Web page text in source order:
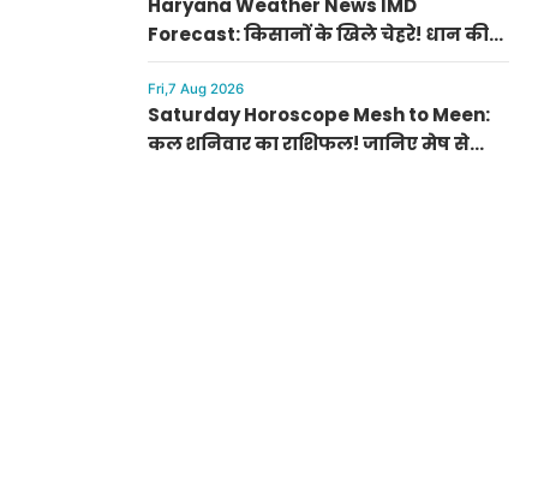
Haryana Weather News IMD
Forecast: किसानों के खिले चेहरे! धान की
फसल को मिला नया जीवन, जानें आज
आपके जिले का मौसम
Fri,7 Aug 2026
Saturday Horoscope Mesh to Meen:
कल शनिवार का राशिफल! जानिए मेष से